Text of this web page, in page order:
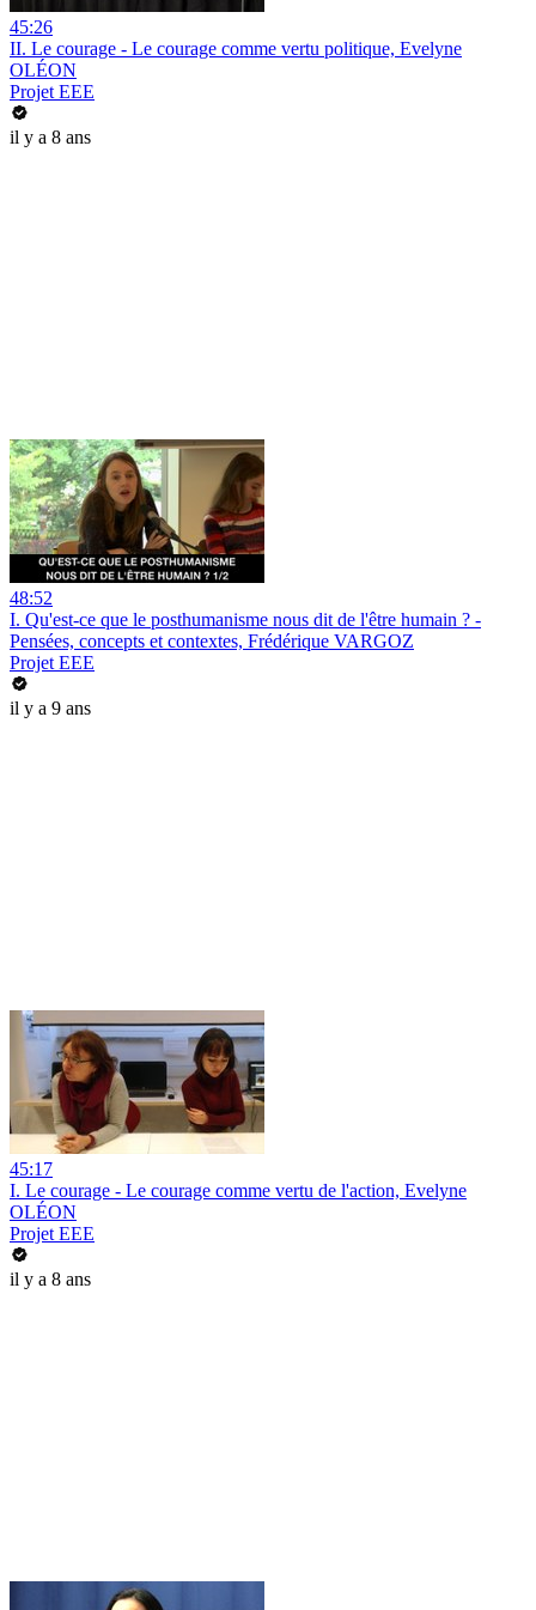
45:26
II. Le courage - Le courage comme vertu politique, Evelyne
OLÉON
Projet EEE
il y a 8 ans
48:52
I. Qu'est-ce que le posthumanisme nous dit de l'être humain ? -
Pensées, concepts et contextes, Frédérique VARGOZ
Projet EEE
il y a 9 ans
45:17
I. Le courage - Le courage comme vertu de l'action, Evelyne
OLÉON
Projet EEE
il y a 8 ans